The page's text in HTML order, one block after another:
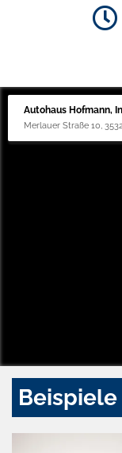
Autohaus Hofmann,
Merlauer Straße 10,